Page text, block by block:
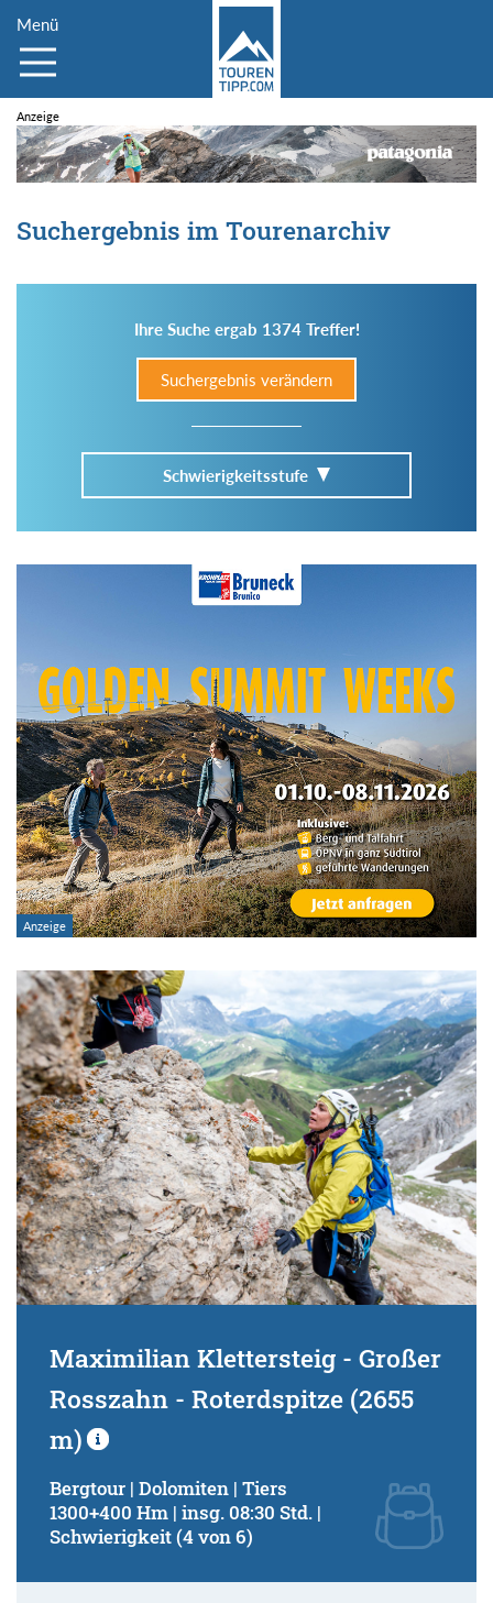
Menü
Suchergebnis im Tourenarchiv
Ihre Suche ergab 1374 Treffer!
Suchergebnis verändern
Schwierigkeitsstufe
Im Tourenarchiv suchen
Region:
Gebirge:
Art der Tour:
Schwierigkeitsgrad:
von
bis
Kondition (Tourdauer):
von
bis
Suchbegriff:
Maximilian Klettersteig - Großer
Rosszahn - Roterdspitze (2655
m)
Bergtour | Dolomiten | Tiers
1300+400 Hm | insg. 08:30 Std. |
Schwierigkeit (4 von 6)